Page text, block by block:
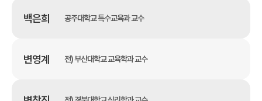
백은희 공주대학교 특수교육과 교수
변영계 전) 부산대학교 교육학과 교수